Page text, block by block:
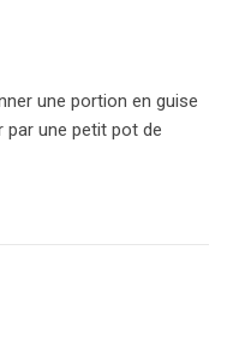
une portion en guise
une petit pot de